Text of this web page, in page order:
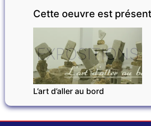
Cette oeuvre est
EXPOSITIONS
L’art d’aller au bord